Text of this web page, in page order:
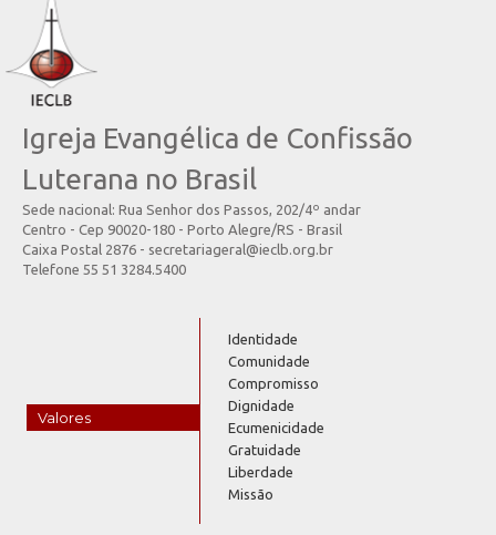
Igreja Evangélica de Confissão
Luterana no Brasil
Sede nacional: Rua Senhor dos Passos, 202/4º andar
Centro - Cep 90020-180 - Porto Alegre/RS - Brasil
Caixa Postal 2876 - secretariageral@ieclb.org.br
Telefone 55 51 3284.5400
Valores
Identidade
Comunidade
Compromisso
Dignidade
Ecumenicidade
Gratuidade
Liberdade
Missão